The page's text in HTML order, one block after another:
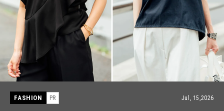
FASHION PR Jul, 15,2026